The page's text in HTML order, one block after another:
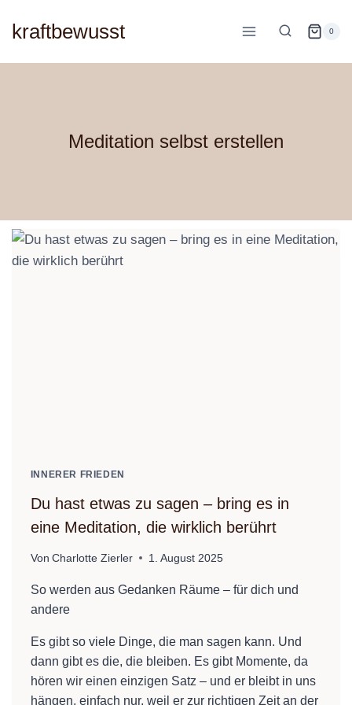
Inhalt
kraftbewusst 0
Meditation selbst erstellen
INNERER FRIEDEN
Du hast etwas zu sagen – bring es in
eine Meditation, die wirklich berührt
Von Charlotte Zierler 1. August 2025
So werden aus Gedanken Räume – für dich und
andere
Es gibt so viele Dinge, die man sagen kann. Und
dann gibt es die, die bleiben. Es gibt Momente, da
hören wir einen einzigen Satz – und er bleibt in uns
hängen, einfach nur, weil er zur richtigen Zeit an der